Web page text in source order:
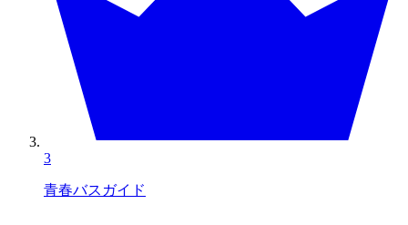
3
青春バスガイド